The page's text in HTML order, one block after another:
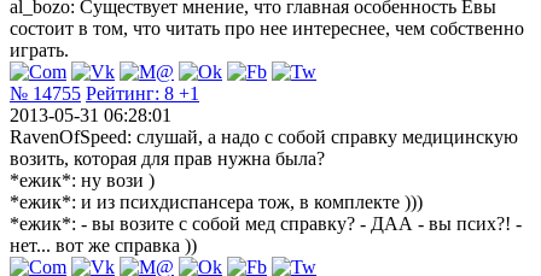
al_bozo: Существует мнение, что главная особенность Евы
состоит в том, что читать про нее интереснее, чем собственно
играть.
№ 14755 Рейтинг: 8 +1
2013-05-31 06:28:01
RavenOfSpeed: слушай, а надо с собой справку медицинскую
возить, которая для прав нужна была?
*ежик*: ну вози )
*ежик*: и из психдиспансера тож, в комплекте )))
*ежик*: - вы возите с собой мед справку? - ДАА - вы псих?! -
нет... вот же справка ))